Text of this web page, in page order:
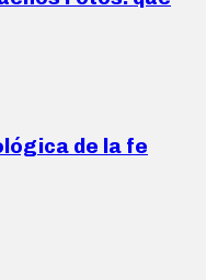
de la fe